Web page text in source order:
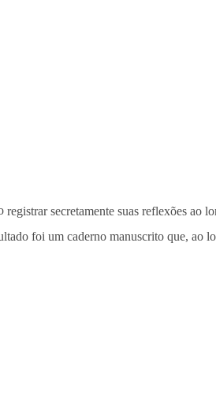
registrar secretamente suas reflexões ao
foi um caderno manuscrito que, ao